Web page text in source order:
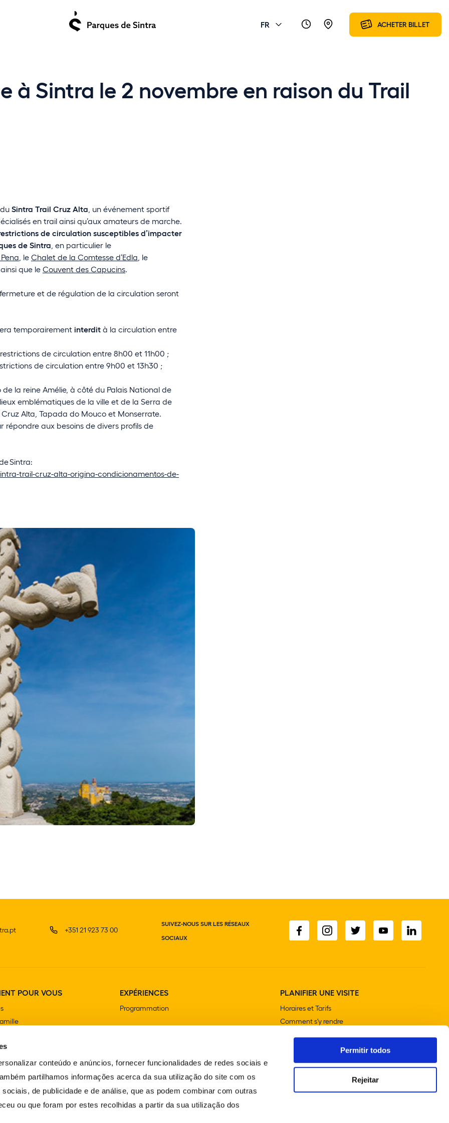
conteúdo e anúncios, fornecer funcionalidades de redes sociais e
partilhamos informações acerca da sua utilização do site com os
de publicidade e de análise, que as podem combinar com outras
ou que foram por estes recolhidas a partir da sua utilização dos
Permitir todos
Rejeitar
FR ACHETER BILLET
à Sintra le 2 novembre en raison du Trail
Sintra Trail Cruz Alta , un événement sportif
en trail ainsi qu’aux amateurs de marche.
de circulation susceptibles d’impacter
de Sintra , en particulier le
, le Chalet de la Comtesse d’Edla , le
que le Couvent des Capucins.
et de régulation de la circulation seront
temporairement interdit à la circulation entre
de circulation entre 8h00 et 11h00 ;
de circulation entre 9h00 et 13h30 ;
la reine Amélie, à côté du Palais National de
emblématiques de la ville et de la Serra de
Alta, Tapada do Mouco et Monserrate.
répondre aux besoins de divers profils de
Sintra:
trail-cruz-alta-origina-condicionamentos-de-
+351 21 923 73 00
SUIVEZ-NOUS SUR LES RÉSEAUX
SOCIAUX
POUR VOUS
et extrascolaire
EXPÉRIENCES
Programmation
PLANIFIER UNE VISITE
Horaires et Tarifs
Comment s'y rendre
Cafétérias et restaurants